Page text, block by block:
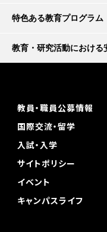
特色ある教育プログラム
教育・研究活動における
教員・職員公募情報
国際交流・留学
入試・入学
サイトポリシー
イベント
キャンパスライフ